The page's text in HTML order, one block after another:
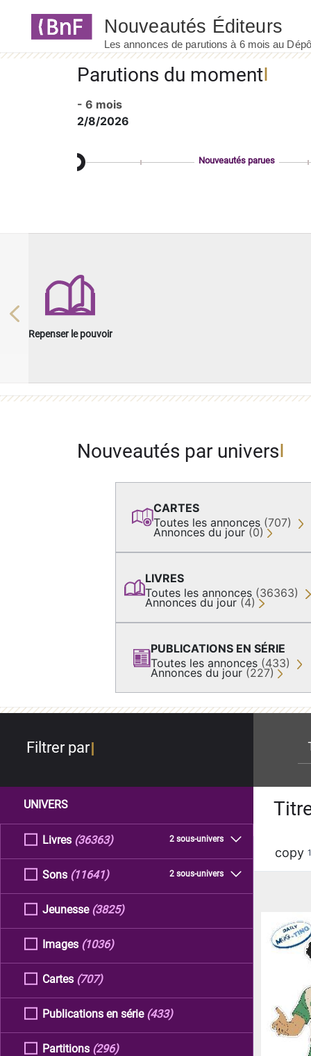
Parutions du moment
- 6 mois
2/8/2026
Nouveautés parues
Repenser le pouvoir
Previous
Nouveautés par univers
CARTES
Toutes les annonces (707)
Annonces du jour (0)
LIVRES
Toutes les annonces (36363)
Annonces du jour (4)
PUBLICATIONS EN SÉRIE
Toutes les annonces (433)
Annonces du jour (227)
Filtrer par
UNIVERS
Livres 2 sous-univers
(36363)
Sons 2 sous-univers
(11641)
Jeunesse (3825)
Images (1036)
Cartes (707)
Publications en série (433)
Partitions (296)
copy